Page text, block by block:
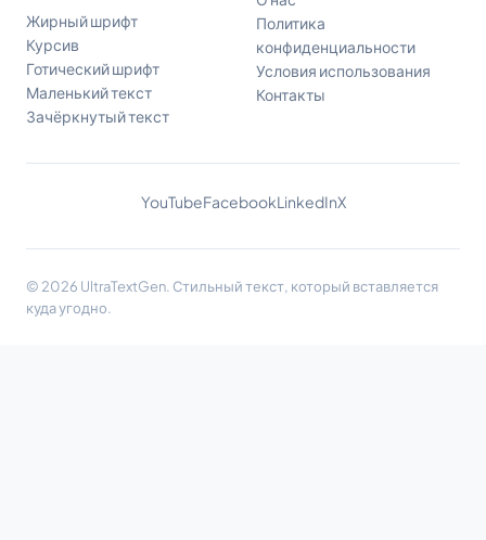
Жирный шрифт
Курсив
Готический шрифт
Маленький текст
Зачёркнутый текст
Политика
конфиденциальности
Условия использования
Контакты
YouTubeFacebookLinkedInX
© 2026 UltraTextGen. Стильный текст, который вставляется
куда угодно.